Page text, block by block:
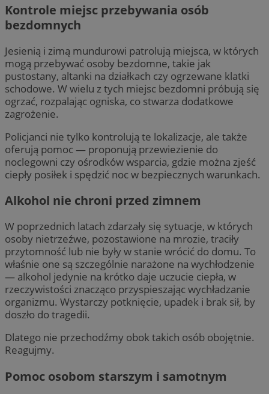
Kontrole miejsc przebywania osób
bezdomnych
Jesienią i zimą mundurowi patrolują miejsca, w których
mogą przebywać osoby bezdomne, takie jak
pustostany, altanki na działkach czy ogrzewane klatki
schodowe. W wielu z tych miejsc bezdomni próbują się
ogrzać, rozpalając ogniska, co stwarza dodatkowe
zagrożenie.
Policjanci nie tylko kontrolują te lokalizacje, ale także
oferują pomoc — proponują przewiezienie do
noclegowni czy ośrodków wsparcia, gdzie można zjeść
ciepły posiłek i spędzić noc w bezpiecznych warunkach.
Alkohol nie chroni przed zimnem
W poprzednich latach zdarzały się sytuacje, w których
osoby nietrzeźwe, pozostawione na mrozie, traciły
przytomność lub nie były w stanie wrócić do domu. To
właśnie one są szczególnie narażone na wychłodzenie
— alkohol jedynie na krótko daje uczucie ciepła, w
rzeczywistości znacząco przyspieszając wychładzanie
organizmu. Wystarczy potknięcie, upadek i brak sił, by
doszło do tragedii.
Dlatego nie przechodźmy obok takich osób obojętnie.
Reagujmy.
Pomoc osobom starszym i samotnym